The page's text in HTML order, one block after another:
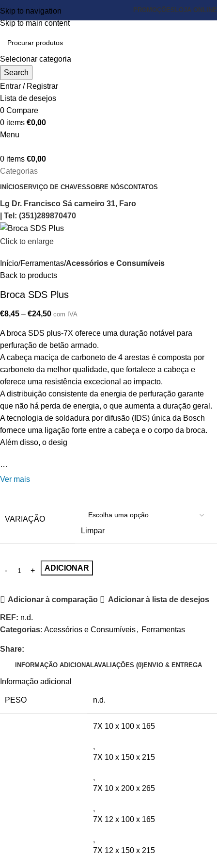
Skip to navigation
Skip to main content
PROMOÇÕES LOJA ONLINE
Selecionar categoria
Search
Entrar / Registrar
Lista de desejos
0 Compare
0 items €0,00
Menu
0 items €0,00
Categorias
INÍCIOSERVIÇO DE CHAVESSOBRE NÓSCONTATOS
Lg Dr. Francisco Sá carneiro 31, Faro
| Tel: (351)289870470
Click to enlarge
Início Ferramentas Acessórios e Consumíveis
Back to products
Broca SDS Plus
€8,45 – €24,50 com IVA
A broca SDS plus-7X oferece uma duração notável para
perfuração de betão armado.
A cabeça maciça de carboneto de 4 arestas é composta por
carboneto da melhor qualidade, que fortalece a cabeça e
oferece uma resistência excecional ao impacto.
A distribuição consistente da energia de perfuração garante
que não há perda de energia, o que aumenta a duração geral.
A tecnologia de soldadura por difusão (IDS) única da Bosch
fornece uma ligação forte entre a cabeça e o corpo da broca.
Além disso, o desig
…
Ver mais
VARIAÇÃO
Limpar
ADICIONAR
Adicionar à comparação Adicionar à lista de desejos
REF: n.d.
Categorias: Acessórios e Consumíveis, Ferramentas
Share:
INFORMAÇÃO ADICIONALAVALIAÇÕES (0)ENVIO & ENTREGA
Informação adicional
PESO n.d.
7X 10 x 100 x 165
,
7X 10 x 150 x 215
,
7X 10 x 200 x 265
,
7X 12 x 100 x 165
,
7X 12 x 150 x 215